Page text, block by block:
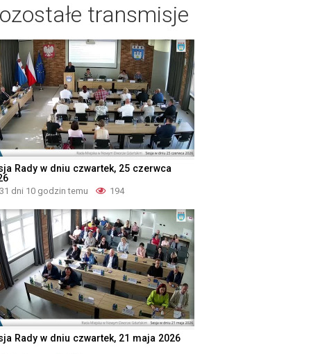
transmisje
Rady w dniu czwartek, 25 czerwca
31 dni 10 godzin temu 194
Rady w dniu czwartek, 21 maja 2026